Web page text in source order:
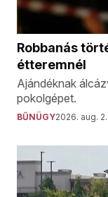
Robbanás
étteremnél
Ajándéknak
pokolgépet.
BŰNÜGY2026. aug. 2.